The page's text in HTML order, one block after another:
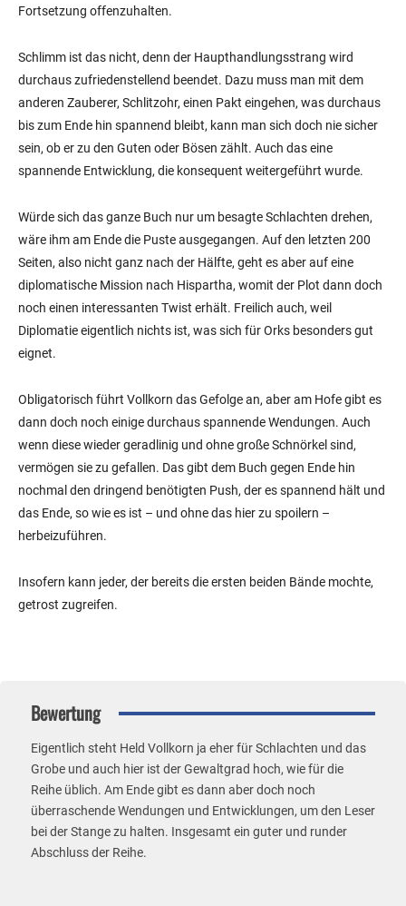
Fortsetzung offenzuhalten.
Schlimm ist das nicht, denn der Haupthandlungsstrang wird
durchaus zufriedenstellend beendet. Dazu muss man mit dem
anderen Zauberer, Schlitzohr, einen Pakt eingehen, was durchaus
bis zum Ende hin spannend bleibt, kann man sich doch nie sicher
sein, ob er zu den Guten oder Bösen zählt. Auch das eine
spannende Entwicklung, die konsequent weitergeführt wurde.
Würde sich das ganze Buch nur um besagte Schlachten drehen,
wäre ihm am Ende die Puste ausgegangen. Auf den letzten 200
Seiten, also nicht ganz nach der Hälfte, geht es aber auf eine
diplomatische Mission nach Hispartha, womit der Plot dann doch
noch einen interessanten Twist erhält. Freilich auch, weil
Diplomatie eigentlich nichts ist, was sich für Orks besonders gut
eignet.
Obligatorisch führt Vollkorn das Gefolge an, aber am Hofe gibt es
dann doch noch einige durchaus spannende Wendungen. Auch
wenn diese wieder geradlinig und ohne große Schnörkel sind,
vermögen sie zu gefallen. Das gibt dem Buch gegen Ende hin
nochmal den dringend benötigten Push, der es spannend hält und
das Ende, so wie es ist – und ohne das hier zu spoilern –
herbeizuführen.
Insofern kann jeder, der bereits die ersten beiden Bände mochte,
getrost zugreifen.
Bewertung
Eigentlich steht Held Vollkorn ja eher für Schlachten und das
Grobe und auch hier ist der Gewaltgrad hoch, wie für die
Reihe üblich. Am Ende gibt es dann aber doch noch
überraschende Wendungen und Entwicklungen, um den Leser
bei der Stange zu halten. Insgesamt ein guter und runder
Abschluss der Reihe.